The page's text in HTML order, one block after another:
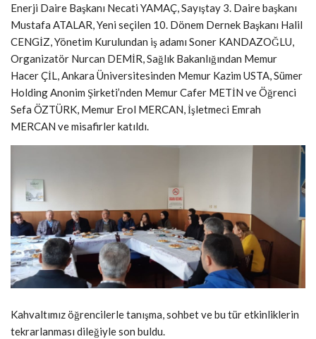
Enerji Daire Başkanı Necati YAMAÇ, Sayıştay 3. Daire başkanı
Mustafa ATALAR, Yeni seçilen 10. Dönem Dernek Başkanı Halil
CENGİZ, Yönetim Kurulundan iş adamı Soner KANDAZOĞLU,
Organizatör Nurcan DEMİR, Sağlık Bakanlığından Memur
Hacer ÇİL, Ankara Üniversitesinden Memur Kazim USTA, Sümer
Holding Anonim Şirketi’nden Memur Cafer METİN ve Öğrenci
Sefa ÖZTÜRK, Memur Erol MERCAN, İşletmeci Emrah
MERCAN ve misafirler katıldı.
Kahvaltımız öğrencilerle tanışma, sohbet ve bu tür etkinliklerin
tekrarlanması dileğiyle son buldu.